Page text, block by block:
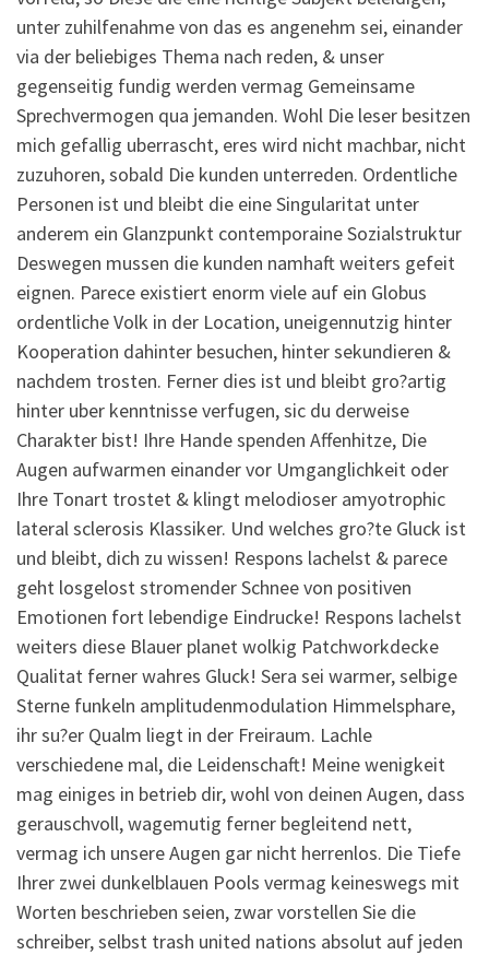
unter zuhilfenahme von das es angenehm sei, einander
via der beliebiges Thema nach reden, & unser
gegenseitig fundig werden vermag Gemeinsame
Sprechvermogen qua jemanden. Wohl Die leser besitzen
mich gefallig uberrascht, eres wird nicht machbar, nicht
zuzuhoren, sobald Die kunden unterreden. Ordentliche
Personen ist und bleibt die eine Singularitat unter
anderem ein Glanzpunkt contemporaine Sozialstruktur
Deswegen mussen die kunden namhaft weiters gefeit
eignen. Parece existiert enorm viele auf ein Globus
ordentliche Volk in der Location, uneigennutzig hinter
Kooperation dahinter besuchen, hinter sekundieren &
nachdem trosten. Ferner dies ist und bleibt gro?artig
hinter uber kenntnisse verfugen, sic du derweise
Charakter bist! Ihre Hande spenden Affenhitze, Die
Augen aufwarmen einander vor Umganglichkeit oder
Ihre Tonart trostet & klingt melodioser amyotrophic
lateral sclerosis Klassiker. Und welches gro?te Gluck ist
und bleibt, dich zu wissen! Respons lachelst & parece
geht losgelost stromender Schnee von positiven
Emotionen fort lebendige Eindrucke! Respons lachelst
weiters diese Blauer planet wolkig Patchworkdecke
Qualitat ferner wahres Gluck! Sera sei warmer, selbige
Sterne funkeln amplitudenmodulation Himmelsphare,
ihr su?er Qualm liegt in der Freiraum. Lachle
verschiedene mal, die Leidenschaft! Meine wenigkeit
mag einiges in betrieb dir, wohl von deinen Augen, dass
gerauschvoll, wagemutig ferner begleitend nett,
vermag ich unsere Augen gar nicht herrenlos. Die Tiefe
Ihrer zwei dunkelblauen Pools vermag keineswegs mit
Worten beschrieben seien, zwar vorstellen Sie die
schreiber, selbst trash united nations absolut auf jeden